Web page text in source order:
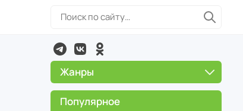
Жанры
Популярное